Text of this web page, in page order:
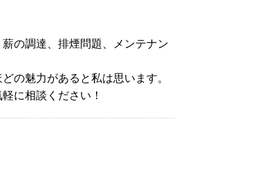
の調達、排煙問題、メンテナン
の魅力があると私は思います。
に相談ください！